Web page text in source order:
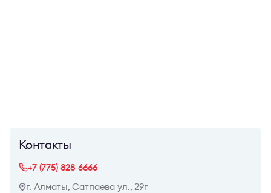
Контакты
+7 (775) 828 6666
г. Алматы, Сатпаева ул., 29г